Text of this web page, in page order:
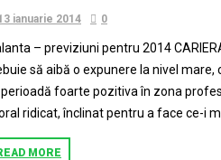
ianuarie 2014 0
– previziuni pentru 2014
să aibă o expunere la nivel
perioadă foarte pozitiva în zona
ridicat, înclinat pentru a face ce-i
MORE